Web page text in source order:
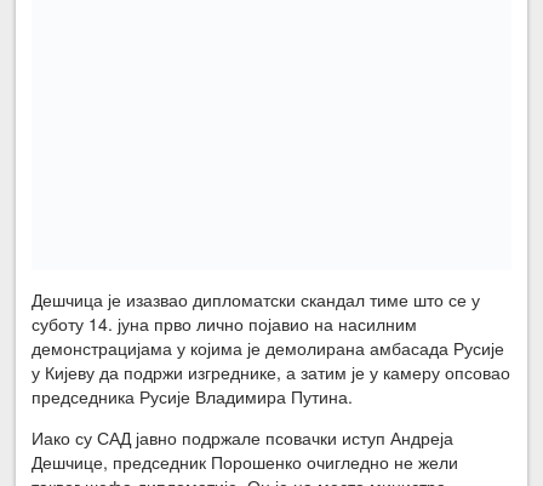
Дешчица је изазвао дипломатски скандал тиме што се у
суботу 14. јуна прво лично појавио на насилним
демонстрацијама у којима је демолирана амбасада Русије
у Кијеву да подржи изгреднике, а затим је у камеру опсовао
председника Русије Владимира Путина.
Иако су САД јавно подржале псовачки иступ Андреја
Дешчице, председник Порошенко очигледно не жели